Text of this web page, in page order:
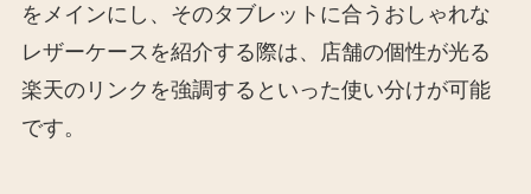
をメインにし、そのタブレットに合うおしゃれな
レザーケースを紹介する際は、店舗の個性が光る
楽天のリンクを強調するといった使い分けが可能
です。